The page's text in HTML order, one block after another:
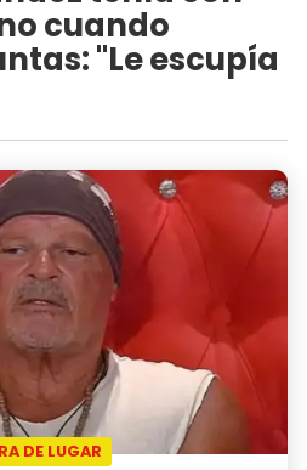
cuando
"Le escupía
DE LUGAR